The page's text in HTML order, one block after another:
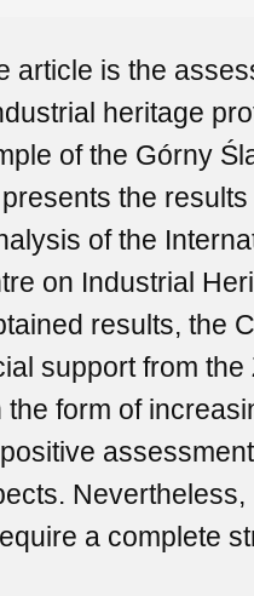
article is the
heritage
of the Górny
the
of the
on Industrial
results, the
support from
form of
a complete